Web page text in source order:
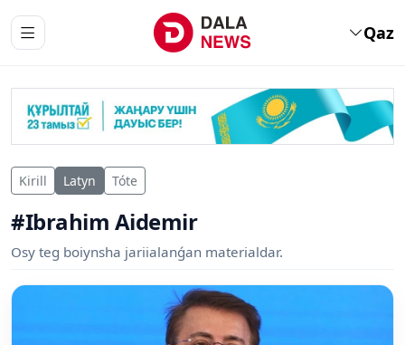
Qaz
Kirill Latyn Tóte
#Ibrahim Aidemir
Osy teg boiynsha jariialanǵan materialdar.